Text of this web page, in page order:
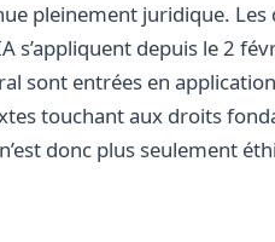
pleinement juridique. Les
s’appliquent depuis le 2
sont entrées en
touchant aux droits
donc plus seulement